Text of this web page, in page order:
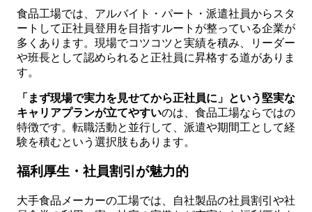
食品工場では、アルバイト・パート・派遣社員からスタ
ートして正社員登用を目指すルートが整っている企業が
多くあります。現場でコツコツと実績を積み、リーダー
や班長として認められると正社員に昇格する道がありま
す。
「まず現場で実力を見せてから正社員に」という堅実な
キャリアプランが立てやすいのは、食品工場ならではの
特徴です。転職活動と並行して、派遣や期間工として経
験を積むという選択肢もあります。
福利厚生・社員割引が魅力的
大手食品メーカーの工場では、自社製品の社員割引や社